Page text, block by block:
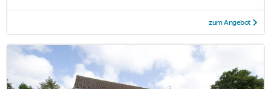
zum Angebot